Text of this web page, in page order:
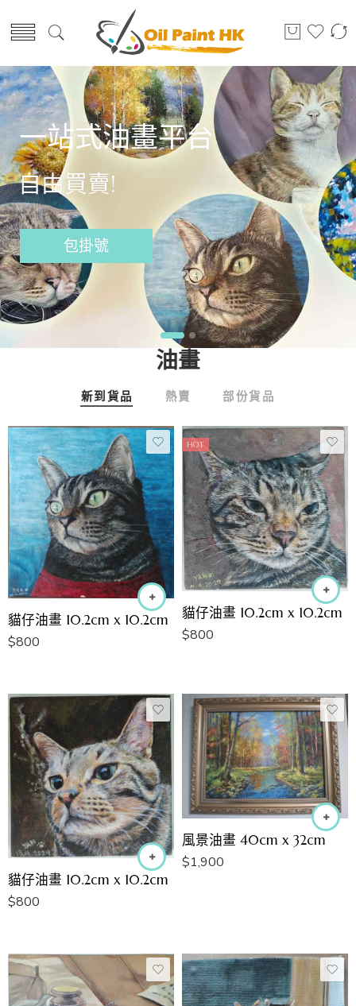
一站式油畫平台
自由買賣!
包掛號
油畫
新到貨品 熱賣 部份貨品
貓仔油畫 10.2cm x 10.2cm
$800
HOT
貓仔油畫 10.2cm x 10.2cm
$800
貓仔油畫 10.2cm x 10.2cm
$800
風景油畫 40cm x 32cm
$1,900